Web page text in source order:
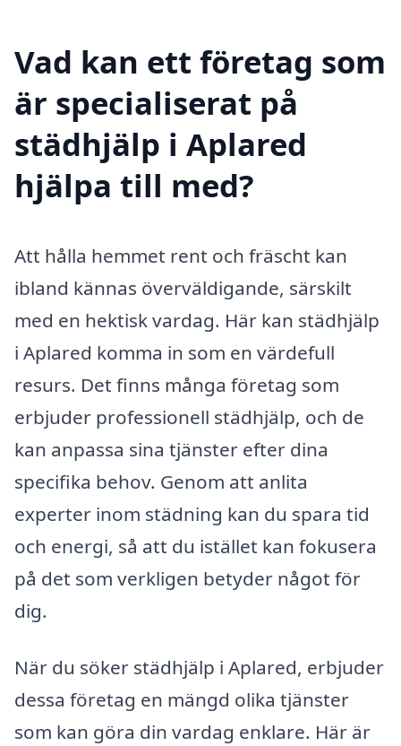
Vad kan ett företag som
är specialiserat på
städhjälp i Aplared
hjälpa till med?
Att hålla hemmet rent och fräscht kan
ibland kännas överväldigande, särskilt
med en hektisk vardag. Här kan städhjälp
i Aplared komma in som en värdefull
resurs. Det finns många företag som
erbjuder professionell städhjälp, och de
kan anpassa sina tjänster efter dina
specifika behov. Genom att anlita
experter inom städning kan du spara tid
och energi, så att du istället kan fokusera
på det som verkligen betyder något för
dig.
När du söker städhjälp i Aplared, erbjuder
dessa företag en mängd olika tjänster
som kan göra din vardag enklare. Här är